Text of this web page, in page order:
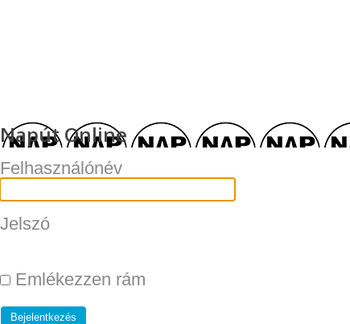
Napút Online
Felhasználónév
Jelszó
Emlékezzen rám